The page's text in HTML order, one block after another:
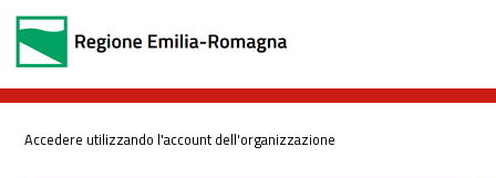
Accedere utilizzando l'account dell'organizzazione